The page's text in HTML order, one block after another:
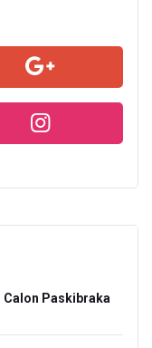
Calon Paskibraka